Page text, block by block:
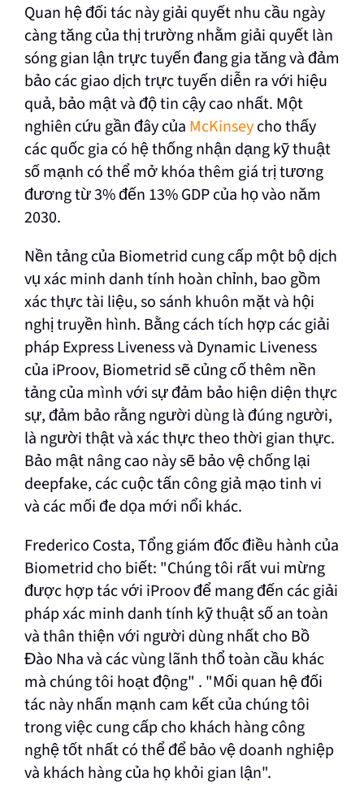
Quan hệ đối tác này giải quyết nhu cầu ngày
càng tăng của thị trường nhằm giải quyết làn
sóng gian lận trực tuyến đang gia tăng và đảm
bảo các giao dịch trực tuyến diễn ra với hiệu
quả, bảo mật và độ tin cậy cao nhất. Một
nghiên cứu gần đây của McKinseycho thấy
các quốc gia có hệ thống nhận dạng kỹ thuật
số mạnh có thể mở khóa thêm giá trị tương
đương từ 3% đến 13% GDP của họ vào năm
2030.
Nền tảng của Biometrid cung cấp một bộ dịch
vụ xác minh danh tính hoàn chỉnh, bao gồm
xác thực tài liệu, so sánh khuôn mặt và hội
nghị truyền hình. Bằng cách tích hợp các giải
pháp Express Liveness và Dynamic Liveness
của iProov, Biometrid sẽ củng cố thêm nền
tảng của mình với sự đảm bảo hiện diện thực
sự, đảm bảo rằng người dùng là đúng người,
là người thật và xác thực theo thời gian thực.
Bảo mật nâng cao này sẽ bảo vệ chống lại
deepfake, các cuộc tấn công giả mạo tinh vi
và các mối đe dọa mới nổi khác.
Frederico Costa, Tổng giám đốc điều hành của
Biometrid cho biết: "Chúng tôi rất vui mừng
được hợp tác với iProov để mang đến các giải
pháp xác minh danh tính kỹ thuật số an toàn
và thân thiện với người dùng nhất cho Bồ
Đào Nha và các vùng lãnh thổ toàn cầu khác
mà chúng tôi hoạt động" . "Mối quan hệ đối
tác này nhấn mạnh cam kết của chúng tôi
trong việc cung cấp cho khách hàng công
nghệ tốt nhất có thể để bảo vệ doanh nghiệp
và khách hàng của họ khỏi gian lận".